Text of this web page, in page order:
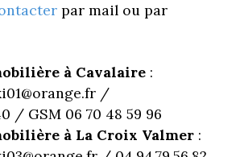
par mail ou par
à Cavalaire :
/
/ GSM 06 70 48 59 96
à La Croix Valmer :